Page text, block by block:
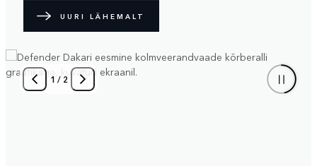
UURI LÄHEMALT
1 / 2